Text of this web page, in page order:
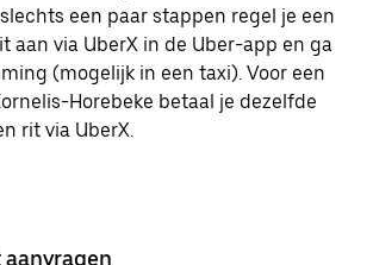
een paar stappen regel je een
aan via UberX in de Uber-app en ga
(mogelijk in een taxi). Voor een
Horebeke betaal je dezelfde
rit via UberX.
aanvragen